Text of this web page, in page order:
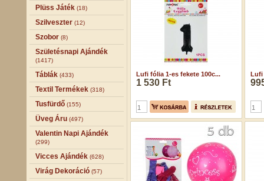
Plüss Játék (18)
Szilveszter (12)
Szobor (8)
Születésnapi Ajándék
(1417)
Táblák (433)
Textil Termékek (318)
Tusfürdő (155)
Üveg Áru (497)
Valentin Napi Ajándék
(299)
Vicces Ajándék (628)
Virág Dekoráció (57)
Lufi fólia 1-es fekete 100c...
1 530 Ft
Lufi